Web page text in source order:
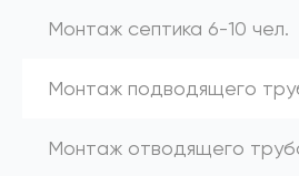
Монтаж септика 6-10 чел.
Монтаж подводящего
Монтаж отводящего